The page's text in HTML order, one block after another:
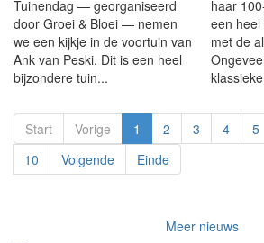
Tuinendag — georganiseerd
door Groei & Bloei — nemen
we een kijkje in de voortuin van
Ank van Peski. Dit is een heel
bijzondere tuin...
haar
een
met de
Start Vorige 1 2 3 4 5
10
Volgende Einde
Meer nieuws